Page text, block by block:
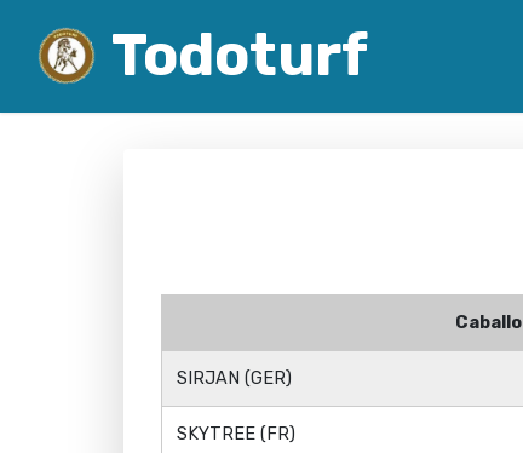
Todoturf
Caballo
SIRJAN (GER)
SKYTREE (FR)